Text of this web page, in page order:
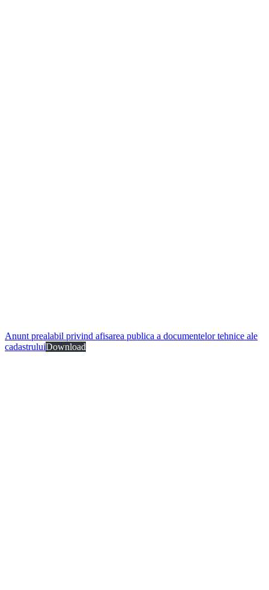
Anunt prealabil privind afisarea publica a documentelor tehnice ale
cadastruluiDownload